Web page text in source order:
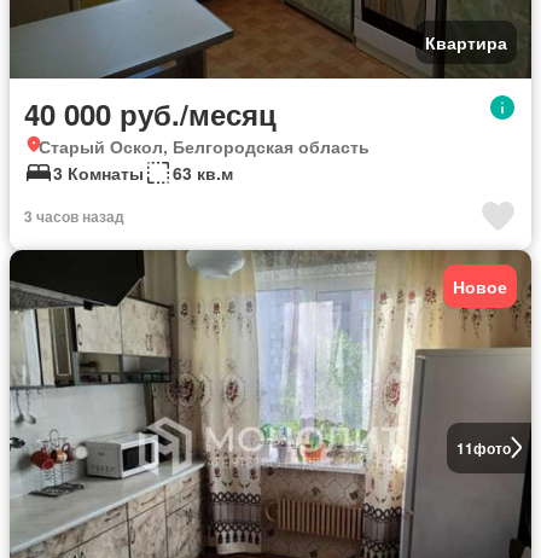
Квартира
40 000 руб./месяц
Старый Оскол, Белгородская область
3 Комнаты
63 кв.м
3 часов назад
11фото
Новое